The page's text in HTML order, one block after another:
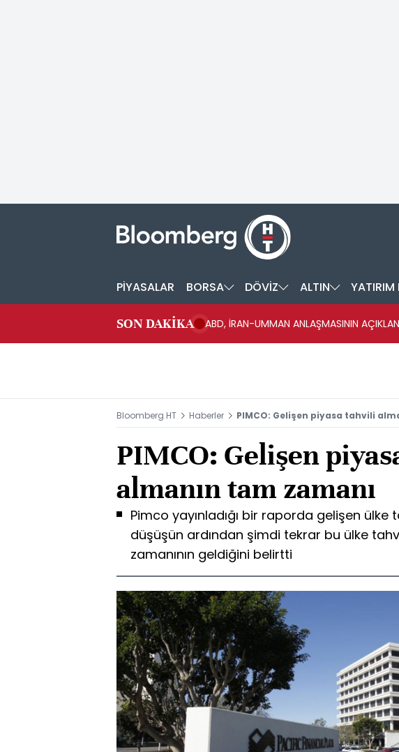
PİYASALAR BORSA DÖVİZ ALTIN YATIRIM
SON DAKİKA ABD, İRAN-UMMAN ANLAŞMASININ
Bloomberg HT Haberler PIMCO: Gelişen piyasa tahvili
PIMCO: Gelişen
almanın tam zamanı
Pimco yayınladığı bir raporda gelişen ülke
düşüşün ardından şimdi tekrar bu ülke
zamanının geldiğini belirtti